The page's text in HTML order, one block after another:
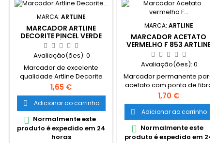
MARCA: ARTLINE
MARCADOR ARTLINE
DECORITE PINCEL VERDE
METÁLICO
Avaliação(ões): 0
Marcador de excelente
qualidade Artline Decorite
Pincel Verde Metálico.
Marcador com ponta tipo
pincel, adequado para
utilizar em múltiplas
superfícies. Excelente
desempenho para uso em
trabalhos de decoração,
Preço
1,65 €
 Adicionar ao carrinho
 Normalmente este
produto é expedido em 24
horas
MARCA: ARTLINE
MARCADOR ACETATO
VERMELHO F 853 ARTLINE
Avaliação(ões): 0
Marcador permanente para
acetato com ponta de fibra
0,5 mm da marca Artline.
Preço
1,70 €
 Adicionar ao carrinho
 Normalmente este
produto é expedido em 24